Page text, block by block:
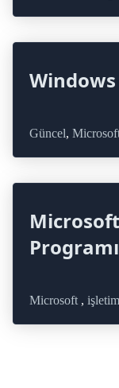
Windows
Güncel,
Microsoft ,